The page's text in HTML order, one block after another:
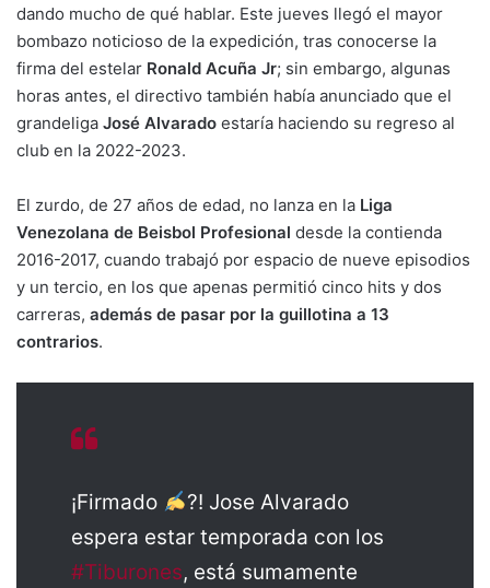
dando mucho de qué hablar. Este jueves llegó el mayor
bombazo noticioso de la expedición, tras conocerse la
firma del estelar Ronald Acuña Jr; sin embargo, algunas
horas antes, el directivo también había anunciado que el
grandeliga José Alvarado estaría haciendo su regreso al
club en la 2022-2023.
El zurdo, de 27 años de edad, no lanza en la Liga
Venezolana de Beisbol Profesional desde la contienda
2016-2017, cuando trabajó por espacio de nueve episodios
y un tercio, en los que apenas permitió cinco hits y dos
carreras, además de pasar por la guillotina a 13
contrarios.
¡Firmado
?! Jose Alvarado
espera estar temporada con los
#Tiburones, está sumamente